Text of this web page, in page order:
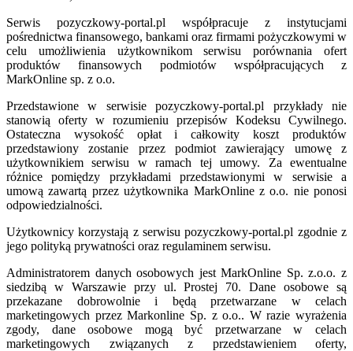
Serwis pozyczkowy-portal.pl współpracuje z instytucjami
pośrednictwa finansowego, bankami oraz firmami pożyczkowymi w
celu umożliwienia użytkownikom serwisu porównania ofert
produktów finansowych podmiotów współpracujących z
MarkOnline sp. z o.o.
Przedstawione w serwisie pozyczkowy-portal.pl przykłady nie
stanowią oferty w rozumieniu przepisów Kodeksu Cywilnego.
Ostateczna wysokość opłat i całkowity koszt produktów
przedstawiony zostanie przez podmiot zawierający umowę z
użytkownikiem serwisu w ramach tej umowy. Za ewentualne
różnice pomiędzy przykładami przedstawionymi w serwisie a
umową zawartą przez użytkownika MarkOnline z o.o. nie ponosi
odpowiedzialności.
Użytkownicy korzystają z serwisu pozyczkowy-portal.pl zgodnie z
jego polityką prywatności oraz regulaminem serwisu.
Administratorem danych osobowych jest MarkOnline Sp. z.o.o. z
siedzibą w Warszawie przy ul. Prostej 70. Dane osobowe są
przekazane dobrowolnie i będą przetwarzane w celach
marketingowych przez Markonline Sp. z o.o.. W razie wyrażenia
zgody, dane osobowe mogą być przetwarzane w celach
marketingowych związanych z przedstawieniem oferty,